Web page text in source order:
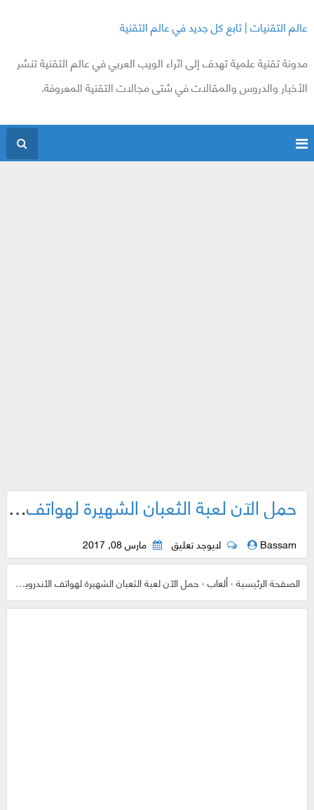
عالم التقنيات | تابع كل جديد في عالم التقنية
مدونة تقنية علمية تهدف إلى اثراء الويب العربي في عالم التقنية تنشر
الأخبار والدروس والمقالات في شتى مجالات التقنية المعروفة.
حمل الآن لعبة الثعبان الشهيرة لهواتف الأندرويد | فلنعود قليلا إلى أيام الزمن الجميل
Bassam لايوجد تعليق مارس 08, 2017
الصفحة الرئيسية›ألعاب›حمل الآن لعبة الثعبان الشهيرة لهواتف الأندرويد | فلنعود قليلا إلى أيام الزمن الجميل